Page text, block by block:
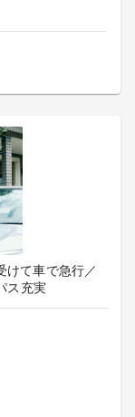
て車で急行／
ス充実